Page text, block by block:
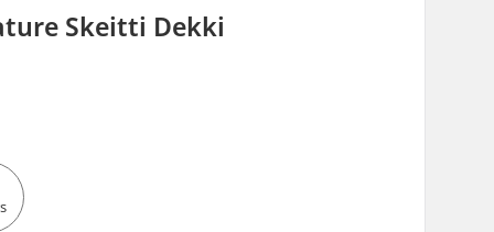
Skeitti Dekki